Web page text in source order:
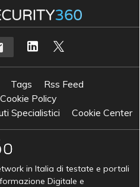
Tags
Rss Feed
Policy
Specialistici
Cookie Center
in Italia di testate e portali
Digitale e